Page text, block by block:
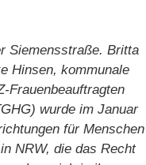
Siemensstraße. Britta
Hinsen, kommunale
Frauenbeauftragten
wurde im Januar
für
NRW, die das Recht